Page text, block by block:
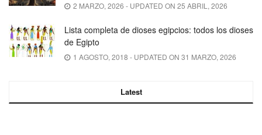
2 MARZO, 2026 - UPDATED ON 25 ABRIL, 2026
Lista completa de dioses egipcios: todos los dioses
de Egipto
1 AGOSTO, 2018 - UPDATED ON 31 MARZO, 2026
Latest